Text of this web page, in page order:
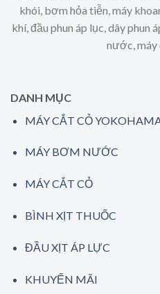
khói, bơm hỏa tiễn, máy
khí, đầu phun áp lục, dây phun
nước, máy
DANH MỤC
MÁY CẮT CỎ
MÁY BƠM NƯỚC
MÁY CẮT CỎ
BÌNH XỊT THUỐC
ĐẦU XỊT ÁP LỰC
KHUYẾN MÃI